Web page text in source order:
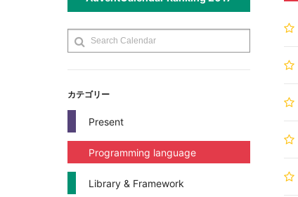
カテゴリー
Present
Programming language
Library & Framework